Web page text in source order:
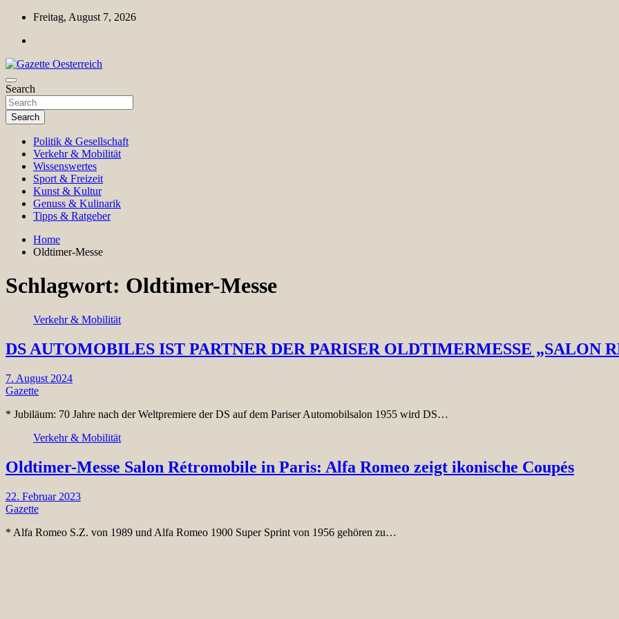
Skip
content
Freitag, August 7, 2026
Gazette Oesterreich
Magazin für Freizeit, Politik, Kultur & Wissenschaft
Search
Search
Politik & Gesellschaft
Verkehr & Mobilität
Wissenswertes
Sport & Freizeit
Kunst & Kultur
Genuss & Kulinarik
Tipps & Ratgeber
Home
Oldtimer-Messe
Schlagwort: Oldtimer-Messe
Verkehr & Mobilität
DS AUTOMOBILES IST PARTNER DER PARISER OLDTIMERMESSE „SALON
7. August 2024
Gazette
* Jubiläum: 70 Jahre nach der Weltpremiere der DS auf dem Pariser Automobilsalon 1955 wird DS…
Verkehr & Mobilität
Oldtimer-Messe Salon Rétromobile in Paris: Alfa Romeo zeigt ikonische Coupés
22. Februar 2023
Gazette
* Alfa Romeo S.Z. von 1989 und Alfa Romeo 1900 Super Sprint von 1956 gehören zu…